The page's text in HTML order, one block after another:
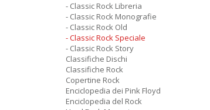
- Classic Rock Libreria
- Classic Rock Monografie
- Classic Rock Old
- Classic Rock Speciale
- Classic Rock Story
Classifiche Dischi
Classifiche Rock
Copertine Rock
Enciclopedia dei Pink Floyd
Enciclopedia del Rock